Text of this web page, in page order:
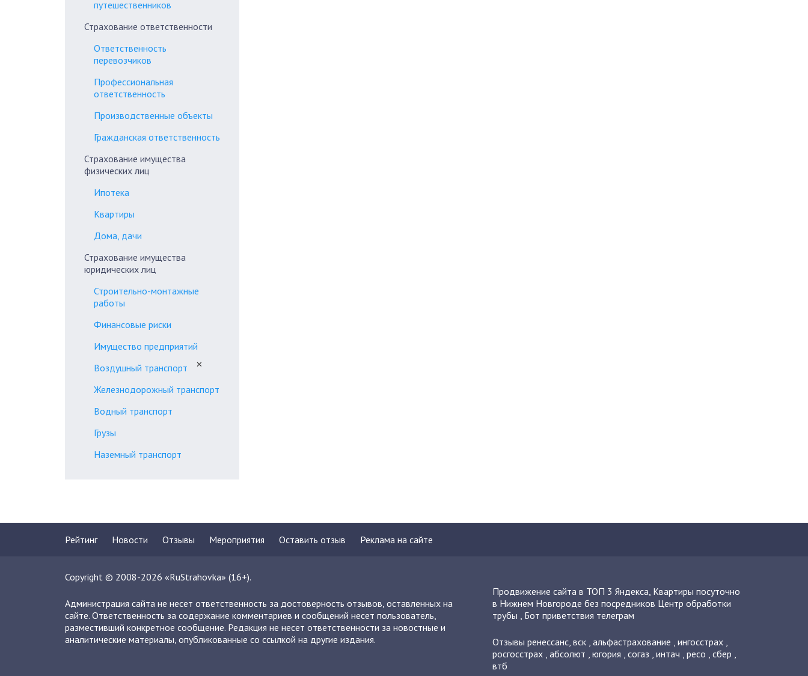
путешественников
Страхование ответственности
Ответственность
перевозчиков
Профессиональная
ответственность
Производственные объекты
Гражданская ответственность
Страхование имущества
физических лиц
Ипотека
Квартиры
Дома, дачи
Страхование имущества
юридических лиц
Строительно-монтажные
работы
Финансовые риски
Имущество предприятий
Воздушный транспорт
✕
Железнодорожный транспорт
Водный транспорт
Грузы
Наземный транспорт
Рейтинг Новости Отзывы Мероприятия Оставить отзыв Реклама на сайте
Copyright © 2008-2026 «RuStrahovka» (16+).
Администрация сайта не несет ответственность за достоверность отзывов, оставленных на
сайте. Ответственность за содержание комментариев и сообщений несет пользователь,
разместивший конкретное сообщение. Редакция не несет ответственности за новостные и
аналитические материалы, опубликованные со ссылкой на другие издания.
Продвижение сайта в ТОП 3 Яндекса, Квартиры посуточно
в Нижнем Новгороде без посредников Центр обработки
трубы , Бот приветствия телеграм
Отзывы ренессанс, вск, альфастрахование , ингосстрах,
росгосстрах, абсолют , югория , согаз , интач , ресо , сбер ,
втб